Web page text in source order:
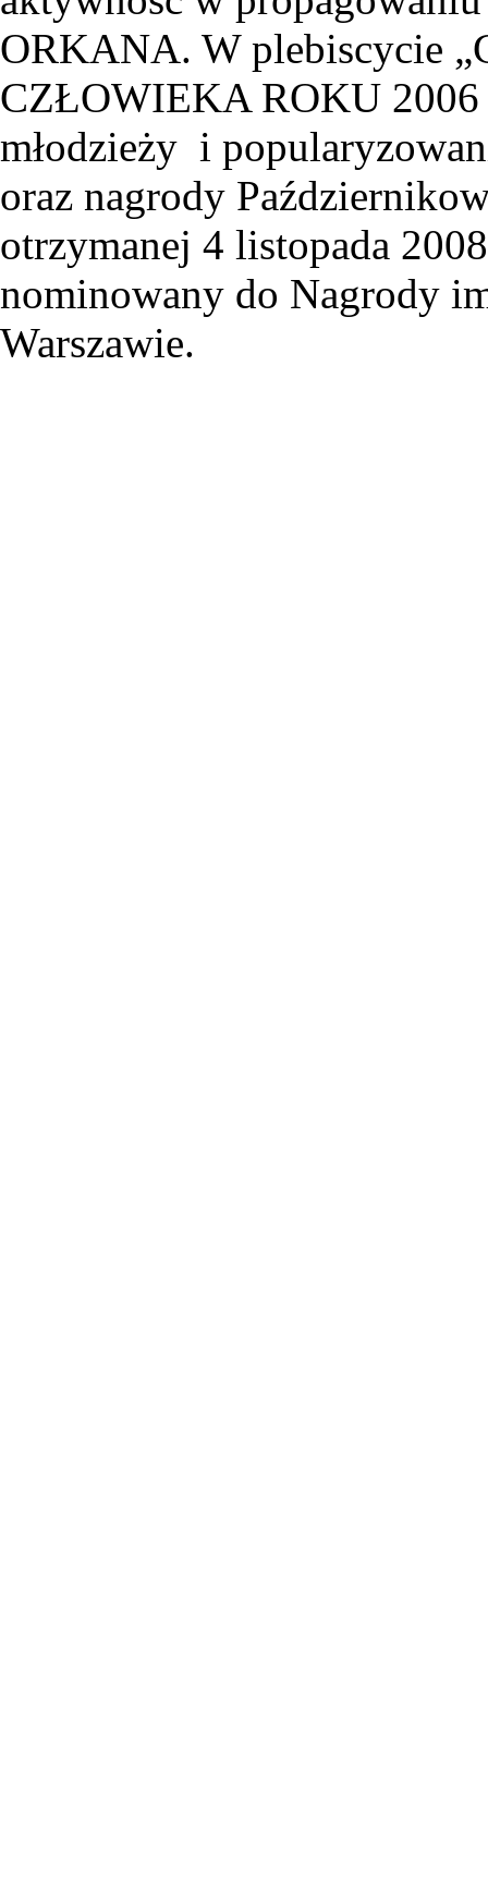
ORKANA. W plebiscycie
CZŁOWIEKA ROKU
młodzieży i
oraz nagrody
otrzymanej 4 listopada
nominowany do Nagrody
Warszawie.